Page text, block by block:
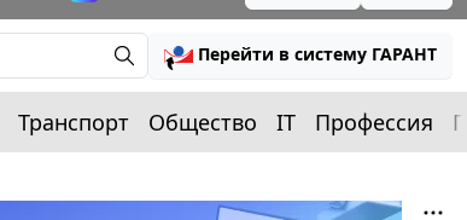
Перейти в систему ГАРАНТ
Транспорт Общество IT Профессия